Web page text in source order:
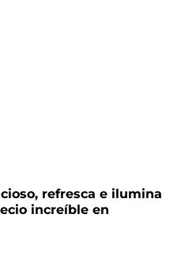
refresca e ilumina
increíble en